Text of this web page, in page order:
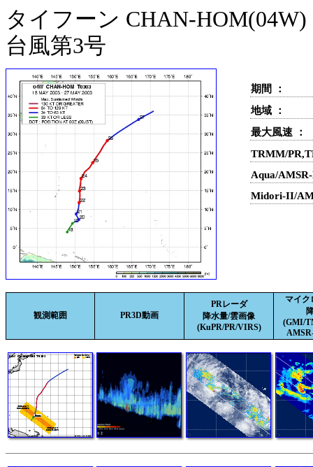
タイフーン CHAN-HOM(04W)
台風第3号
期間 ：
地域 ：
最大風速 ：
TRMM/
Aqua/
Midori-II/
観測範囲 PR3D動画
PRレーダ
降水量/雲画像
(KuPR/PR/VIRS)
マイク
(GMI/